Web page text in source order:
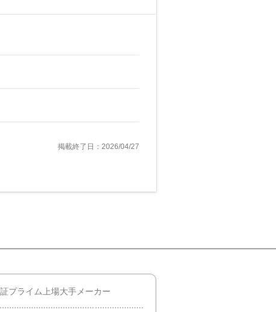
掲載終了日：2026/04/27
プライム上場大手メーカー